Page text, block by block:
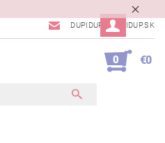
DUPIDUP@DUPIDUP.SK
0 €0